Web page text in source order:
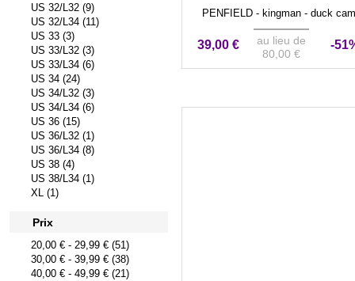
US 32/L32 (9)
US 32/L34 (11)
US 33 (3)
US 33/L32 (3)
US 33/L34 (6)
US 34 (24)
US 34/L32 (3)
US 34/L34 (6)
US 36 (15)
US 36/L32 (1)
US 36/L34 (8)
US 38 (4)
US 38/L34 (1)
XL (1)
Prix
20,00 € -29,99 € (51)
30,00 € -39,99 € (38)
40,00 € -49,99 € (21)
PENFIELD - kingman - duck
39,00 €
au lieu de
80,00 €
-